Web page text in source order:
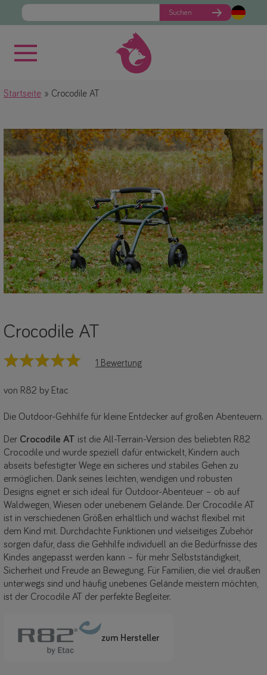
Suchen
Startseite Crocodile AT
Crocodile AT
1 Bewertung
von R82 by Etac
Die Outdoor-Gehhilfe für kleine Entdecker auf großen Abenteuern.
Der Crocodile AT ist die All-Terrain-Version des beliebten R82
Crocodile und wurde speziell dafür entwickelt, Kindern auch
abseits befestigter Wege ein sicheres und stabiles Gehen zu
ermöglichen. Dank seines leichten, wendigen und robusten
Designs eignet er sich ideal für Outdoor-Abenteuer – ob auf
Waldwegen, Wiesen oder unebenem Gelände. Der Crocodile AT
ist in verschiedenen Größen erhältlich und wächst flexibel mit
dem Kind mit. Durchdachte Funktionen und vielseitiges Zubehör
sorgen dafür, dass die Gehhilfe individuell an die Bedürfnisse des
Kindes angepasst werden kann – für mehr Selbstständigkeit,
Sicherheit und Freude an Bewegung. Für Familien, die viel draußen
unterwegs sind und häufig unebenes Gelände meistern möchten,
ist der Crocodile AT der perfekte Begleiter.
zum Hersteller